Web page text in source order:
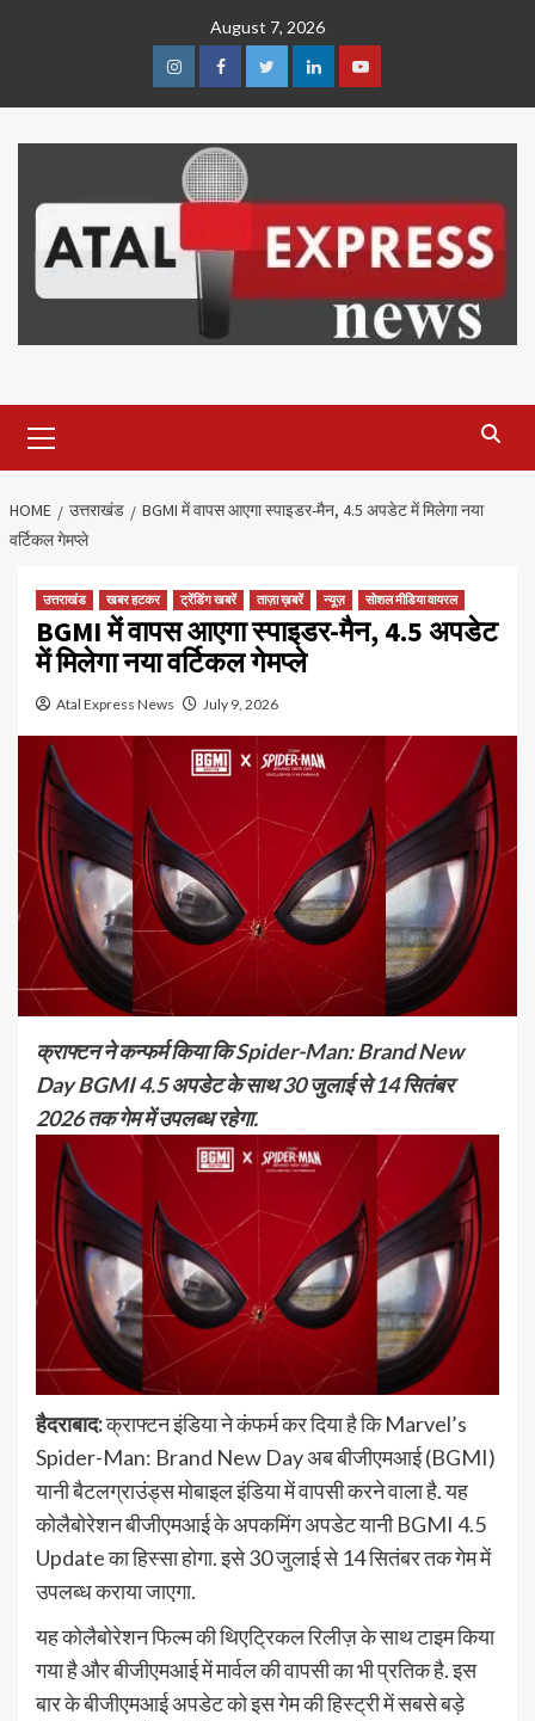
August 7, 2026
InstagramFacebookTwitterLinkedinYoutube
Menu
HOME उत्तराखंड
BGMI में वापस आएगा स्पाइडर-मैन, 4.5 अपडेट में मिलेगा नया
वर्टिकल गेमप्ले
उत्तराखंड खबर हटकर ट्रेंडिंग खबरें ताज़ा ख़बरें न्यूज़ सोशल मीडिया वायरल
BGMI में वापस आएगा स्पाइडर-मैन, 4.5 अपडेट
में मिलेगा नया वर्टिकल गेमप्ले
Atal Express News July 9, 2026
क्राफ्टन ने कन्फर्म किया कि Spider-Man: Brand New
Day BGMI 4.5 अपडेट के साथ 30 जुलाई से 14 सितंबर
2026 तक गेम में उपलब्ध रहेगा.
हैदराबाद:क्राफ्टन इंडिया ने कंफर्म कर दिया है कि Marvel’s
Spider-Man: Brand New Day अब बीजीएमआई (BGMI)
यानी बैटलग्राउंड्स मोबाइल इंडिया में वापसी करने वाला है. यह
कोलैबोरेशन बीजीएमआई के अपकमिंग अपडेट यानी BGMI 4.5
Update का हिस्सा होगा. इसे 30 जुलाई से 14 सितंबर तक गेम में
उपलब्ध कराया जाएगा.
यह कोलैबोरेशन फिल्म की थिएट्रिकल रिलीज़ के साथ टाइम किया
गया है और बीजीएमआई में मार्वल की वापसी का भी प्रतिक है. इस
बार के बीजीएमआई अपडेट को इस गेम की हिस्ट्री में सबसे बड़े